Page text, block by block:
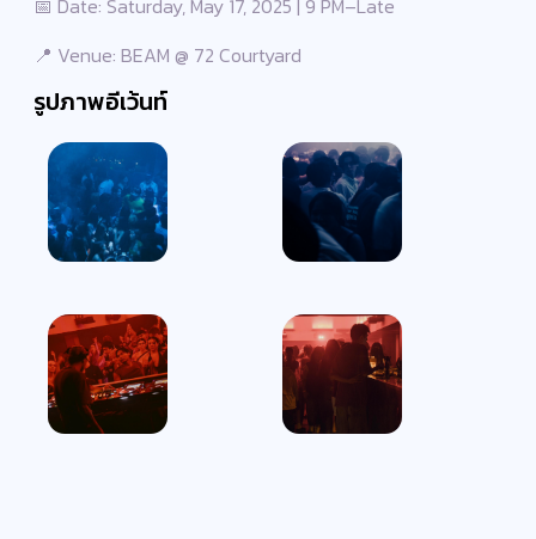
📅 Date: Saturday, May 17, 2025 | 9 PM–Late
📍 Venue: BEAM @ 72 Courtyard
รูปภาพอีเว้นท์